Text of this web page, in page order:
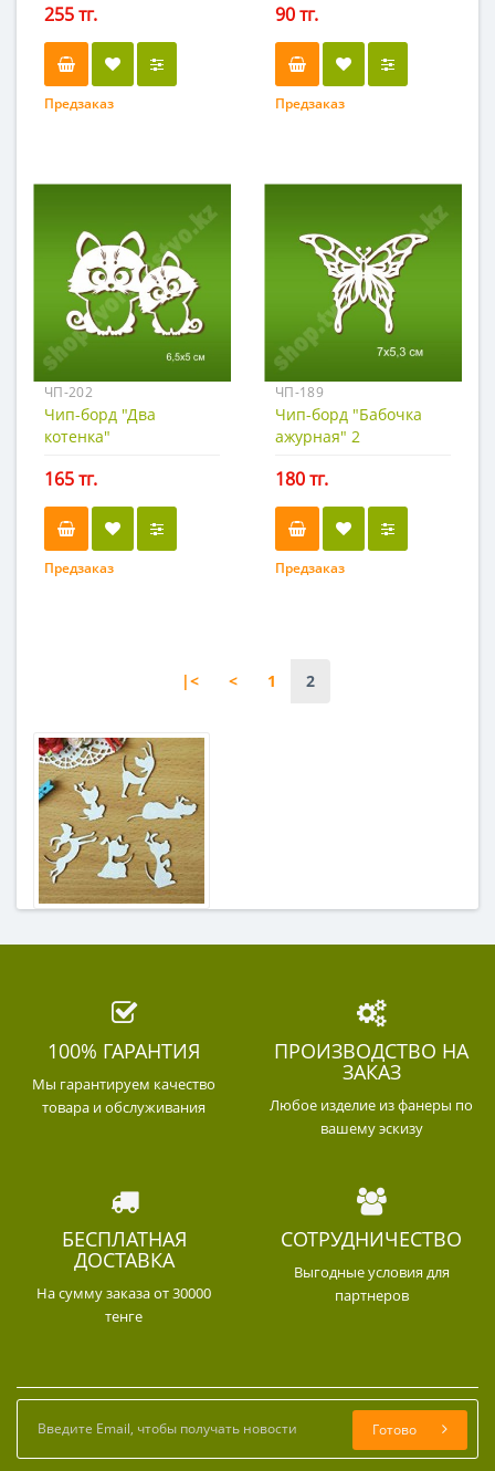
255 тг.
Предзаказ
90 тг.
Предзаказ
ЧП-202
Чип-борд "Два
котенка"
165 тг.
Предзаказ
ЧП-189
Чип-борд "Бабочка
ажурная" 2
180 тг.
Предзаказ
|< < 1 2
100% ГАРАНТИЯ
Мы гарантируем качество
товара и обслуживания
ПРОИЗВОДСТВО НА
ЗАКАЗ
Любое изделие из фанеры по
вашему эскизу
БЕСПЛАТНАЯ
ДОСТАВКА
На сумму заказа от 30000
тенге
СОТРУДНИЧЕСТВО
Выгодные условия для
партнеров
Готово